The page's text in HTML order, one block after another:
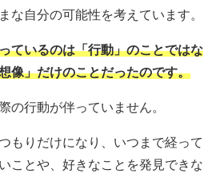
自分の可能性を考えています。
ているのは「行動」のことではな
像」だけのことだったのです。
の行動が伴っていません。
もりだけになり、いつまで経って
ことや、好きなことを発見できな